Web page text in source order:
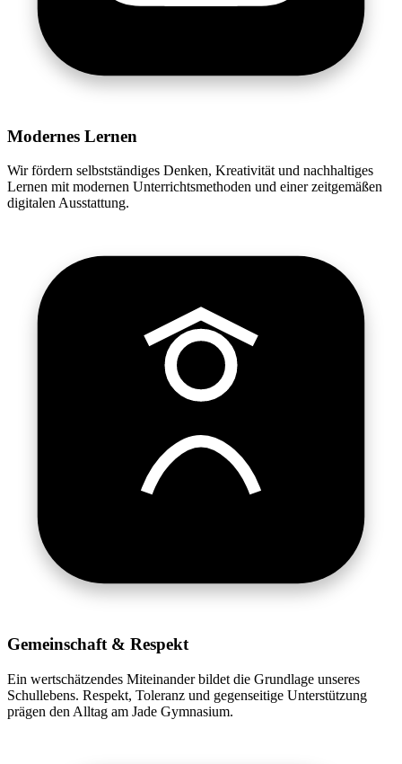
Modernes Lernen
Wir fördern selbstständiges Denken, Kreativität und nachhaltiges
Lernen mit modernen Unterrichtsmethoden und einer zeitgemäßen
digitalen Ausstattung.
Gemeinschaft & Respekt
Ein wertschätzendes Miteinander bildet die Grundlage unseres
Schullebens. Respekt, Toleranz und gegenseitige Unterstützung
prägen den Alltag am Jade Gymnasium.